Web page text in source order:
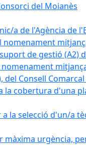
del Moianès
a de l'Agència de
nomenament
de gestió (A2)
nomenament
Consell
la cobertura d'una
la selecció d'un/a
màxima urgència,